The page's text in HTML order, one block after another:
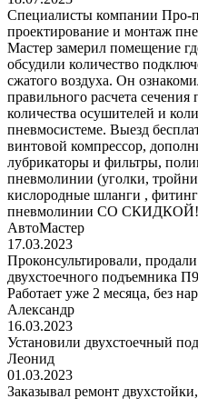
Специалисты компании Про-
проектирование и монтаж
Мастер замерил помещение
обсудили количество
сжатого воздуха. Он
правильного расчета
количества осушителей и
пневмосистеме. Выезд
винтовой компрессор,
лубрикаторы и фильтры,
пневмолинии (уголки,
кислородные шланги ,
пневмолинии СО СКИДКОЙ!
АвтоМастер
17.03.2023
Проконсультировали,
двухстоечного подъемника
Работает уже 2 месяца, без
Александр
16.03.2023
Установили двухстоечный
Леонид
01.03.2023
Заказывал ремонт